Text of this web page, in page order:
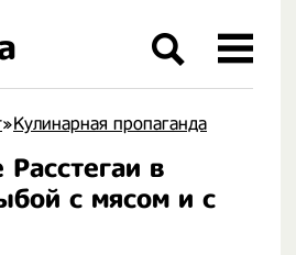
»Кулинарная пропаганда
в
с мясом и с